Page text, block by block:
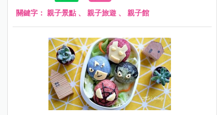
關鍵字： 親子景點 、 親子旅遊 、 親子館